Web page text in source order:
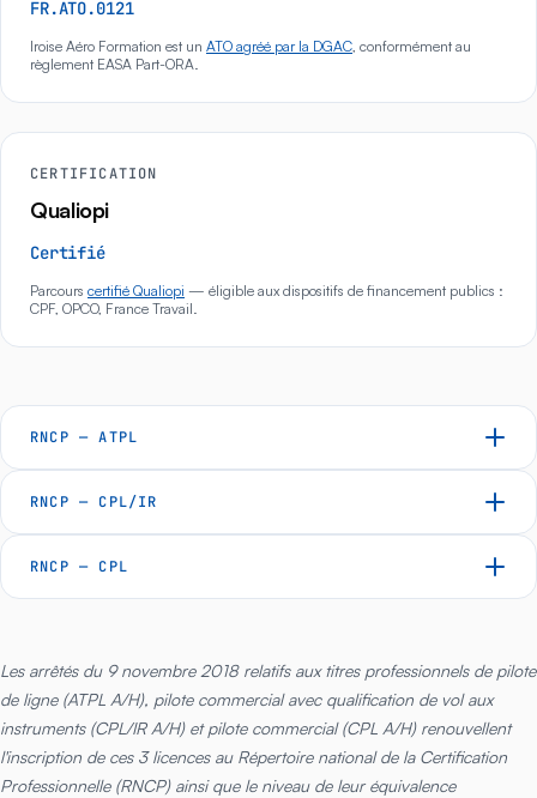
FR.ATO.0121
Iroise Aéro Formation est un ATO agréé par la DGAC, conformément au
règlement EASA Part-ORA.
CERTIFICATION
Qualiopi
Certifié
Parcours certifié Qualiopi — éligible aux dispositifs de financement publics :
CPF, OPCO, France Travail.
RNCP — ATPL
RNCP — CPL/IR
RNCP — CPL
Les arrêtés du 9 novembre 2018 relatifs aux titres professionnels de pilote
de ligne (ATPL A/H), pilote commercial avec qualification de vol aux
instruments (CPL/IR A/H) et pilote commercial (CPL A/H) renouvellent
l'inscription de ces 3 licences au Répertoire national de la Certification
Professionnelle (RNCP) ainsi que le niveau de leur équivalence